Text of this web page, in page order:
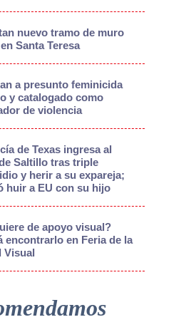
nuevo tramo de muro
Santa Teresa
a presunto feminicida
y catalogado como
de violencia
de Texas ingresa al
Saltillo tras triple
y herir a su expareja;
huir a EU con su hijo
de apoyo visual?
encontrarlo en Feria de la
Visual